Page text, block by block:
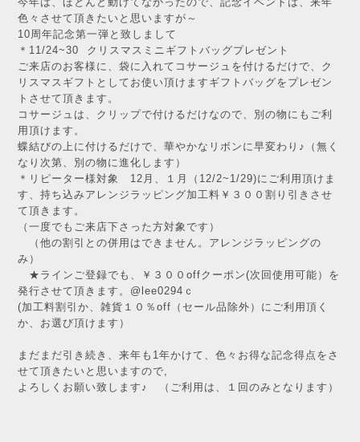
色々させて頂きたいと思いますが～
10周年記念第一弾と致しまして
＊11/24~30 クリスマスミニギフトバッグプレゼント
ご来店のお客様に、袋に入れてコサージュを付けるだけで、ク
リスマスギフトとしてお使い頂けますギフトバッグをプレゼン
トさせて頂きます。
コサージュは、クリップで付けるだけなので、別の物にもご利
用頂けます。
蝶結びの上に付けるだけで、華やかなリボンに早変わり♪（無く
なり次第、別の物に進化します）
＊リピーター様対象 12月、１月（12/2~1/29)にご利用頂けま
す、持ち込みアレンジラッピング加工料￥３００割り引きさせ
て頂きます。
（一度でもご来店下さった方対象です）
（他の割引との併用はできません。アレンジラッピングの
み）
★ラインご登録でも、￥３００offクーポン(次回使用可能）を
発行させて頂きます。@lee0294ｃ
(加工料割引か、雑貨１０％off（セール品除外）にご利用頂く
か、お選び頂けます）
まだまだ引き続き、来年も1年かけて、色々お得な記念得点をさ
せて頂きたいと思いますので,
よろしくお願い致します♪ （ご利用は、１回のみとなります）